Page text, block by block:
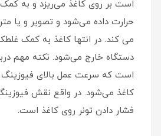
است بر روی کاغذ می‌‌ریزد و به
حرارت داده می‌‌شود و تصویر و یا
می کند. در انتها کاغذ به کمک
دستگاه خارج می‌‌شود. نکته مهم
است که سرعت عمل بالای
کاغذ می‌‌شود. در واقع نقش
فشار دادن تونر روی کاغذ است.